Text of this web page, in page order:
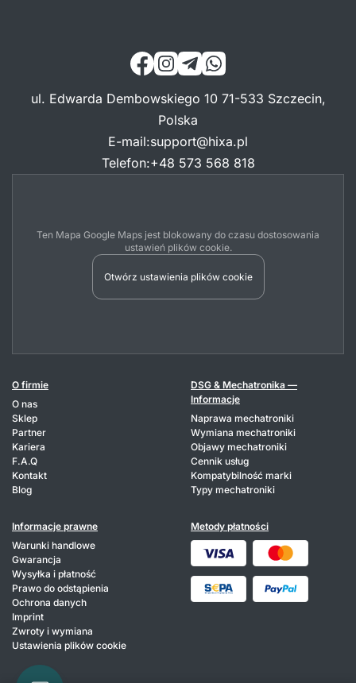
ul. Edwarda Dembowskiego 10 71-533 Szczecin,
Polska
E-mail:support@hixa.pl
Telefon:+48 573 568 818
Ten Mapa Google Maps jest blokowany do czasu dostosowania
ustawień plików cookie.
Otwórz ustawienia plików cookie
O firmie
O nas
Sklep
Partner
Kariera
F.A.Q
Kontakt
Blog
DSG & Mechatronika —
Informacje
Naprawa mechatroniki
Wymiana mechatroniki
Objawy mechatroniki
Cennik usług
Kompatybilność marki
Typy mechatroniki
Informacje prawne
Warunki handlowe
Gwarancja
Wysyłka i płatność
Prawo do odstąpienia
Ochrona danych
Imprint
Zwroty i wymiana
Ustawienia plików cookie
Metody płatności